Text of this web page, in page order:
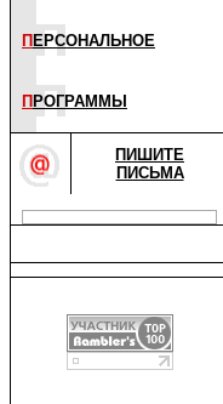
П ЕРСОНАЛЬНОЕ
П РОГРАММЫ
ПИШИТЕ
ПИСЬМА